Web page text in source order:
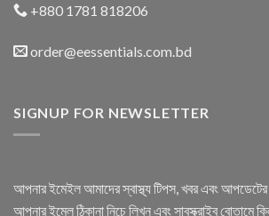
+880 1781 818206
order@eessentials.com.bd
SIGNUP FOR NEWSLETTER
আপনার ইমেইল আমাদের স্বাস্থ্য টিপস, খবর এবং
আপনার ইমেল ঠিকানা নিচে লিখুন এবং সাবস্ক্রাইব বোতামে